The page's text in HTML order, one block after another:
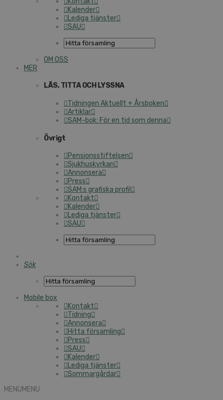
Kalender
Lediga tjänster
SAU
OM OSS
MER
LÄS, TITTA OCH LYSSNA
Tidningen Aktuellt + Årsboken
Artiklar
SAM-bok: För en tid som denna
Övrigt
Pensionsstiftelsen
Sjukhuskyrkan
Annonsera
Press
SAM:s grafiska profil
Kontakt
Kalender
Lediga tjänster
SAU
Sök
Mobile box
Kontakt
Tidning
Annonsera
Hitta församling
Press
SAU
Kalender
Lediga tjänster
Sommargårdar
MENUMENU